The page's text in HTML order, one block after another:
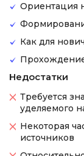
Ориентация
Как для
Недостатки
Требуется
уделяемого
Некоторая
источников